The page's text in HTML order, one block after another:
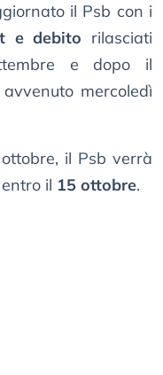
il Psb con i
e debito rilasciati
e dopo il
mercoledì
il Psb verrà
il 15 ottobre.